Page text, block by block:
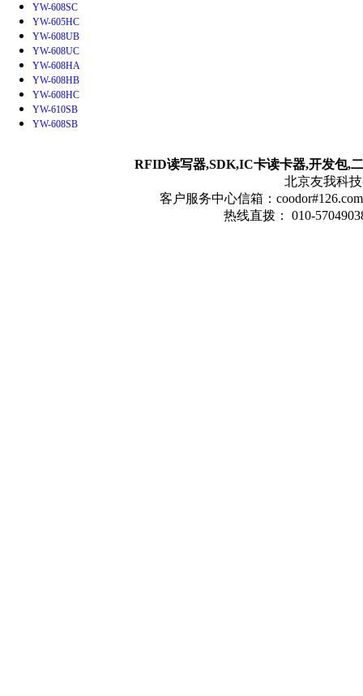
YW-608SC
YW-605HC
YW-608UB
YW-608UC
YW-608HA
YW-608HB
YW-608HC
YW-610SB
YW-608SB
RFID读写器,SDK,IC卡读卡器,开发包,
北京友我科
客户服务中心信箱：
热线直拨： 010-